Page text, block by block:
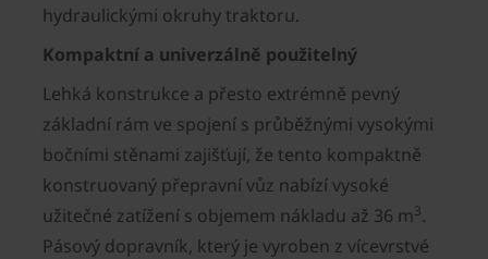
hydraulickými okruhy traktoru.
Kompaktní a univerzálně použitelný
Lehká konstrukce a přesto extrémně pevný
základní rám ve spojení s průběžnými vysokými
bočními stěnami zajišťují, že tento kompaktně
konstruovaný přepravní vůz nabízí vysoké
užitečné zatížení s objemem nákladu až 36 m3.
Pásový dopravník, který je vyroben z vícevrstvé